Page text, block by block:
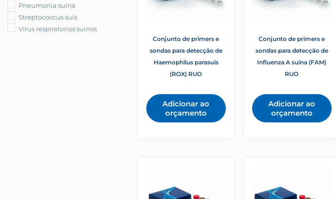
Pneumonia suina
Streptococcus suis
Vírus respiratorios suinos
Conjunto de primers e
sondas para detecção de
Haemophilus parasuis
(ROX) RUO
Adicionar ao
orçamento
Conjunto de primers e
sondas para detecção de
Influenza A suína (FAM)
RUO
Adicionar ao
orçamento